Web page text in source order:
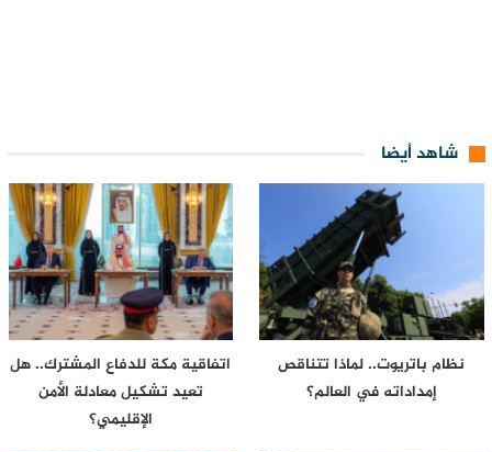
شاهد أيضا
نظام باتريوت.. لماذا تتناقص
إمداداته في العالم؟
اتفاقية مكة للدفاع المشترك.. هل
تعيد تشكيل معادلة الأمن
الإقليمي؟